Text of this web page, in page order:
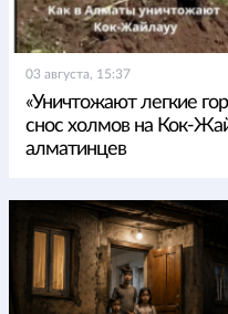
03 августа, 15:37
«Уничтожают легкие
снос холмов на Кок-
алматинцев